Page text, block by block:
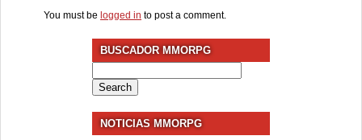
You must be logged in to post a comment.
BUSCADOR MMORPG
for:
NOTICIAS MMORPG